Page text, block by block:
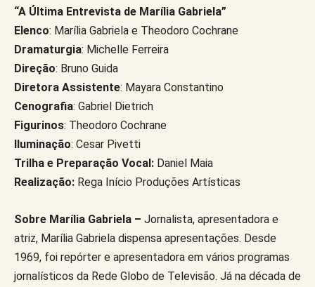
“A Última Entrevista de Marília Gabriela”
Elenco: Marília Gabriela e Theodoro Cochrane
Dramaturgia: Michelle Ferreira
Direção: Bruno Guida
Diretora Assistente: Mayara Constantino
Cenografia: Gabriel Dietrich
Figurinos: Theodoro Cochrane
Iluminação: Cesar Pivetti
Trilha e Preparação Vocal: Daniel Maia
Realização: Rega Início Produções Artísticas
Sobre Marília Gabriela – Jornalista, apresentadora e
atriz, Marília Gabriela dispensa apresentações. Desde
1969, foi repórter e apresentadora em vários programas
jornalísticos da Rede Globo de Televisão. Já na década de